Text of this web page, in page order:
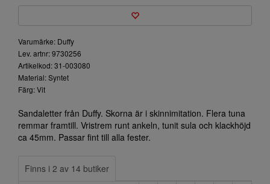
Varumärke: Duffy
Lev. artnr: 9730256
Artikelkod: 31-003080
Material: Syntet
Färg: Vit
Sandaletter från Duffy. Skorna är i skinnimitation. Flera tuna
remmar framtill. Vristrem runt ankeln, tunit sula och klackhöjd
ca 45mm. Passar fint till alla fester.
Finns i 2 av 14 butiker